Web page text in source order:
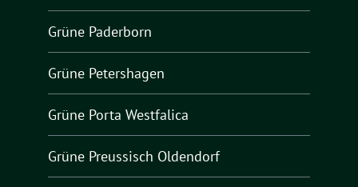
Grüne Paderborn
Grüne Petershagen
Grüne Porta Westfalica
Grüne Preussisch Oldendorf